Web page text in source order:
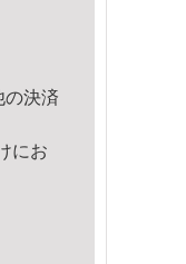
の決済
にお